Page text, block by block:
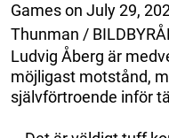
Games on July 29,
Thunman /
Ludvig Åberg är
möjligast motstånd,
självförtroende inför